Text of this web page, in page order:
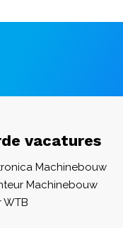
vacatures
Machinebouw
Machinebouw
WTB